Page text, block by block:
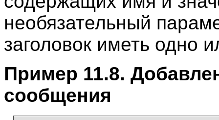
необязательный
заголовок иметь одно
Пример 11.8.
сообщения